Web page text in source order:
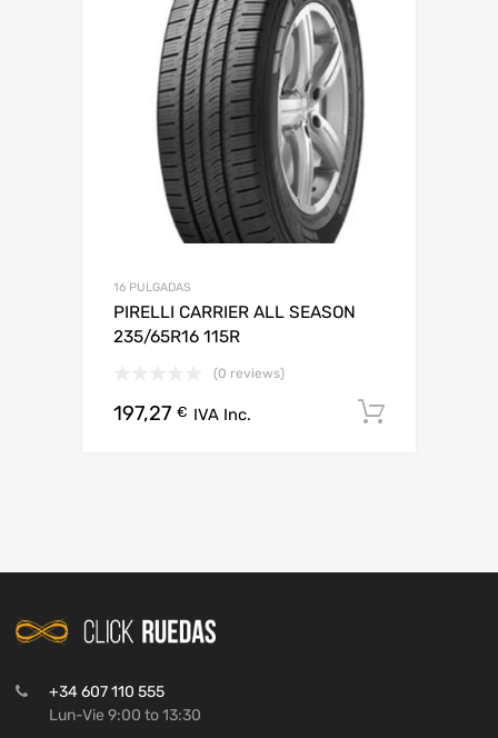
16 PULGADAS
PIRELLI CARRIER ALL SEASON
235/65R16 115R
(0 reviews)
197,27 € IVA Inc.
+34 607 110 555
Lun-Vie 9:00 to 13:30